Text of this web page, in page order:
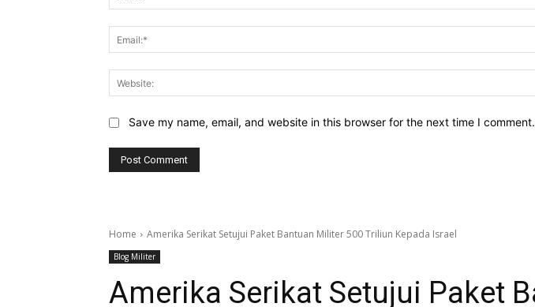
Save my name, email, and website in this browser for the next time I comment.